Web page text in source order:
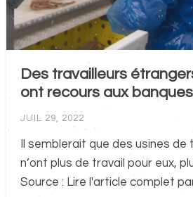
Des travailleurs
ont recours aux
JUIL 29, 2022
Il semblerait que des usines
n’ont plus de travail pour eux,
Source : Lire l'article complet